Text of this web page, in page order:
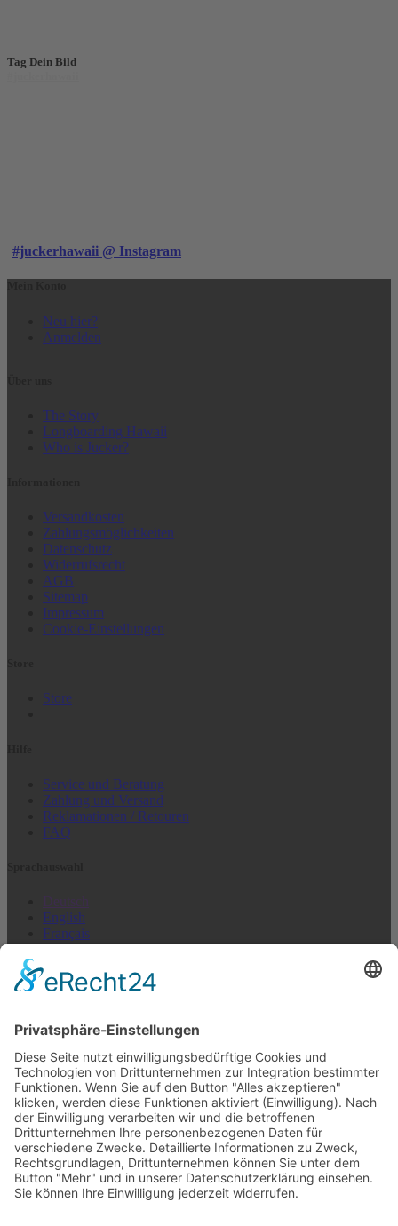
Tag Dein Bild
#juckerhawaii @ Instagram
Neu hier?
Anmelden
The Story
Longboarding Hawaii
Who is Jucker?
Versandkosten
Zahlungsmöglichkeiten
Datenschutz
Widerrufsrecht
AGB
Sitemap
Impressum
Cookie-Einstellungen
Store
Service und Beratung
Zahlung und Versand
Reklamationen / Retouren
FAQ
Deutsch
English
Français
Italiano
Español
Nederlands
Newsletter abonnieren
E-Mail (Wiederholung)*
Ich akzepiere, nichts zu erhalten*
Email-Adresse
abonnieren
Abmeldung jederzeit möglich >Newsletter